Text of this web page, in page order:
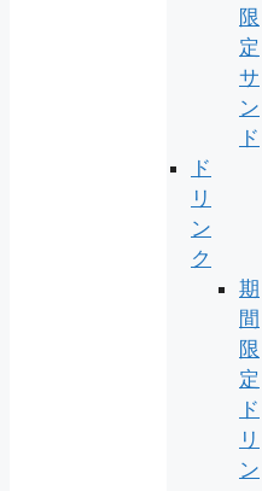
限
定
サ
ン
ド
ド
リ
ン
ク
期
間
限
定
ド
リ
ン